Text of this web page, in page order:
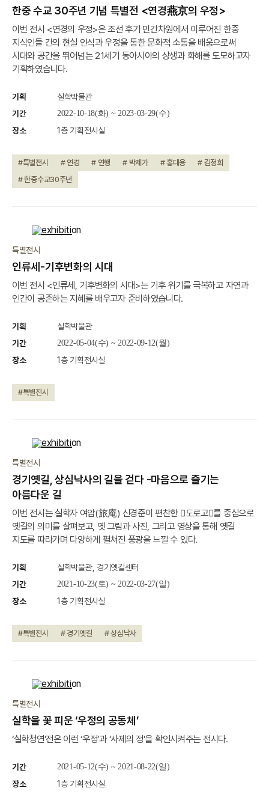
한중 수교 30주년 기념 특별전 <연경燕京의 우정>
이번 전시 <연경의 우정>은 조선 후기 민간차원에서 이루어진 한중
지식인들 간의 현실 인식과 우정을 통한 문화적 소통을 배움으로써
시대와 공간을 뛰어넘는 21세기 동아시아의 상생과 화해를 도모하고자
기획하였습니다.
기획
실학박물관
기간
2022-10-18(화) ~ 2023-03-29(수)
장소 1층 기획전시실
#특별전시 # 연경 # 연행 # 박제가 # 홍대용
# 김정희
# 한중수교30주년
특별전시
인류세-기후변화의 시대
이번 전시 <인류세, 기후변화의 시대>는 기후 위기를 극복하고 자연과
인간이 공존하는 지혜를 배우고자 준비하였습니다.
기획
실학박물관
기간
2022-05-04(수) ~ 2022-09-12(월)
장소 1층 기획전시실
#특별전시
특별전시
경기옛길, 상심낙사의 길을 걷다 -마음으로 즐기는
아름다운 길
이번 전시는 실학자 여암(旅庵) 신경준이 편찬한 󰡔도로고󰡕를 중심으로
옛길의 의미를 살펴보고, 옛 그림과 사진, 그리고 영상을 통해 옛길
지도를 따라가며 다양하게 펼쳐진 풍광을 느낄 수 있다.
기획
실학박물관, 경기옛길센터
기간
2021-10-23(토) ~ 2022-03-27(일)
장소 1층 기획전시실
#특별전시 # 경기옛길 # 상심낙사
특별전시
실학을 꽃 피운 ‘우정의 공동체’
‘실학청연’전은 이런 ‘우정’과 ‘사제의 정’을 확인시켜주는 전시다.
기간 2021-05-12(수) ~ 2021-08-22(일)
장소 1층 기획전시실